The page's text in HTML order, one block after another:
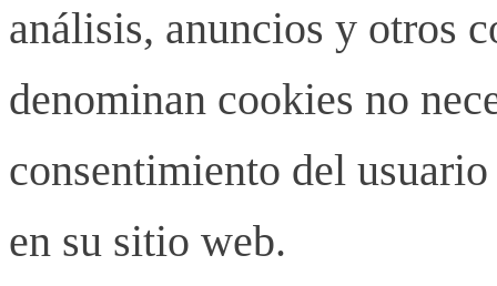
análisis, anuncios y otros
denominan cookies no
consentimiento del
en su sitio web.